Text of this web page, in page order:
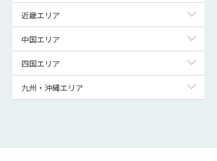
宮城県
秋田県
山形県
埼玉県
千葉県
茨城県
群馬県
富山県
福井県
山梨県
長野県
岐阜県
静岡県
三重県
近畿エリア
滋賀県
京都府
大阪府
兵庫県
和歌山県
中国エリア
鳥取県
島根県
山口県
四国エリア
徳島県
高知県
九州・沖縄エリア